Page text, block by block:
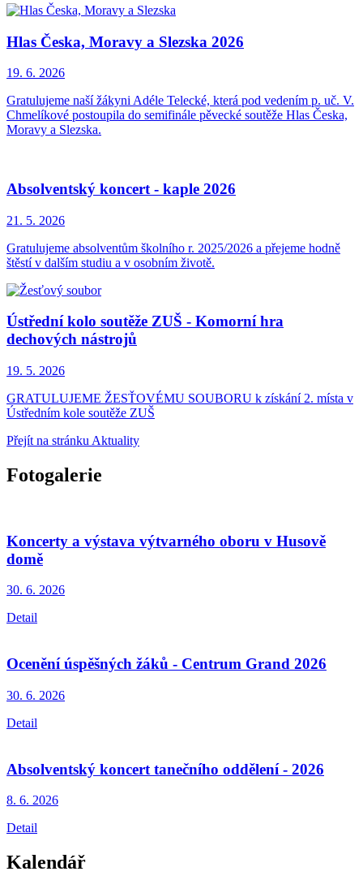
Hlas Česka, Moravy a Slezska 2026
19. 6. 2026
Gratulujeme naší žákyni Adéle Telecké, která pod vedením p. uč. V.
Chmelíkové postoupila do semifinále pěvecké soutěže Hlas Česka,
Moravy a Slezska.
Absolventský koncert - kaple 2026
21. 5. 2026
Gratulujeme absolventům školního r. 2025/2026 a přejeme hodně
štěstí v dalším studiu a v osobním životě.
Ústřední kolo soutěže ZUŠ - Komorní hra
dechových nástrojů
19. 5. 2026
GRATULUJEME ŽESŤOVÉMU SOUBORU k získání 2. místa v
Ústředním kole soutěže ZUŠ
Přejít na stránku Aktuality
Fotogalerie
Koncerty a výstava výtvarného oboru v Husově
domě
30. 6. 2026
Detail
Ocenění úspěšných žáků - Centrum Grand 2026
30. 6. 2026
Detail
Absolventský koncert tanečního oddělení - 2026
8. 6. 2026
Detail
Kalendář